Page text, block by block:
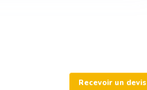
Recevoir un devis